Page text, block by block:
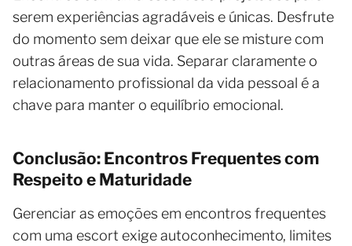
serem experiências agradáveis e únicas. Desfrute
do momento sem deixar que ele se misture com
outras áreas de sua vida. Separar claramente o
relacionamento profissional da vida pessoal é a
chave para manter o equilíbrio emocional.
Conclusão: Encontros Frequentes com
Respeito e Maturidade
Gerenciar as emoções em encontros frequentes
com uma escort exige autoconhecimento, limites